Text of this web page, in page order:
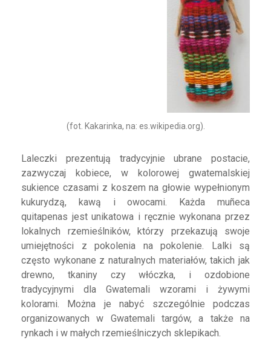
(fot. Kakarinka, na: es.wikipedia.org).
Laleczki prezentują tradycyjnie ubrane postacie,
zazwyczaj kobiece, w kolorowej gwatemalskiej
sukience czasami z koszem na głowie wypełnionym
kukurydzą, kawą i owocami. Każda muñeca
quitapenas jest unikatowa i ręcznie wykonana przez
lokalnych rzemieślników, którzy przekazują swoje
umiejętności z pokolenia na pokolenie. Lalki są
często wykonane z naturalnych materiałów, takich jak
drewno, tkaniny czy włóczka, i ozdobione
tradycyjnymi dla Gwatemali wzorami i żywymi
kolorami. Można je nabyć szczególnie podczas
organizowanych w Gwatemali targów, a także na
rynkach i w małych rzemieślniczych sklepikach.